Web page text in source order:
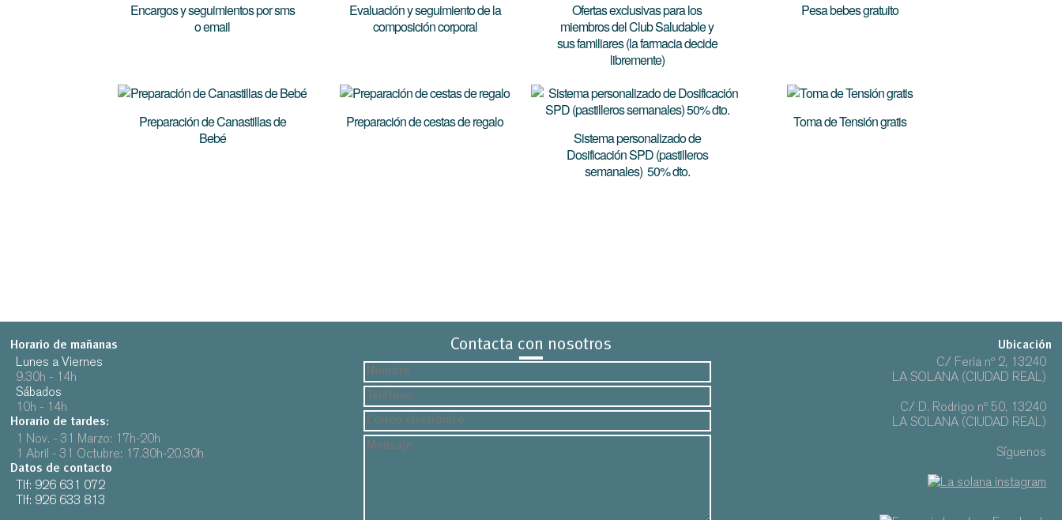
Encargos y seguimientos por sms
o email
Evaluación y seguimiento de la
composición corporal
Ofertas exclusivas para los
miembros del Club Saludable y
sus familiares (la farmacia decide
libremente)
Pesa bebes gratuito
Preparación de Canastillas de
Bebé
Preparación de cestas de regalo
Sistema personalizado de
Dosificación SPD (pastilleros
semanales) 50% dto.
Toma de Tensión gratis
Horario de mañanas
Lunes a Viernes
9.30h - 14h
Sábados
10h - 14h
Horario de tardes:
1 Nov. - 31 Marzo: 17h-20h
1 Abril - 31 Octubre: 17.30h-20.30h
Datos de contacto
Tlf: 926 631 072
Tlf: 926 633 813
Contacta con nosotros
Nombre
Teléfono
Correo
electrónico
Mensaje
Ubicación
C/ Feria nº 2, 13240
LA SOLANA (CIUDAD REAL)
C/ D. Rodrigo nº 50, 13240
LA SOLANA (CIUDAD REAL)
Síguenos